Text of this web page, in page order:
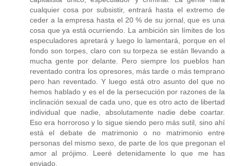
cualquier cosa por subsistir, entrará hasta el extremo de
ceder a la empresa hasta el 20 % de su jornal, que es una
cosa que ya está ocurriendo. La ambición sin límites de los
especuladores apretará y luego lo lamentará, porque en el
fondo son torpes, claro con su torpeza se están llevando a
mucha gente por delante. Pero siempre los pueblos han
reventado contra los opresores, más tarde o más temprano
pero han reventado. Y luego está otro asunto del que no
hemos hablado y es el de la persecución por razones de la
inclinación sexual de cada uno, que es otro acto de libertad
individual que nadie, absolutamente nadie debe coartar.
Eso era horroroso y lo sigue siendo pero más sutil, sino ahí
está el debate de matrimonio o no matrimonio entre
personas del mismo sexo, de parte de los que pregonan el
amor al prójimo. Leeré detenidamente lo que me has
enviado.